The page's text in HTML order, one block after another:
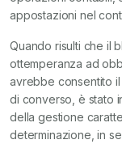
appostazioni nel
Quando risulti che il
ottemperanza ad
avrebbe consentito
di converso, è stato
della gestione
determinazione, in